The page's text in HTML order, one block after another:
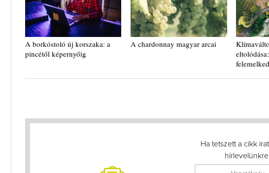
A borkóstoló új korszaka: a
pincétől képernyőig
A chardonnay magyar arcai
Ha tetszett a cikk